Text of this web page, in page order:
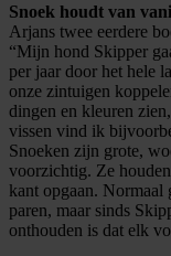
Snoek houdt van
Arjans twee eerdere
“Mijn hond Skipper
per jaar door het hele
onze zintuigen
dingen en kleuren
vissen vind ik
Snoeken zijn grote,
voorzichtig. Ze
kant opgaan. Normaal
paren, maar sinds
onthouden is dat elk